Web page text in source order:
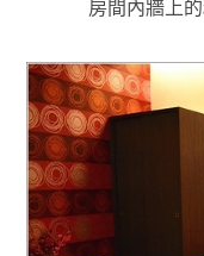
房間內牆上